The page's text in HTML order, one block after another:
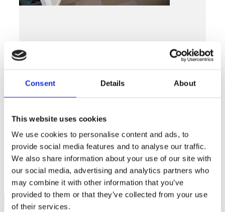
Consent Details About
This website uses cookies
We use cookies to personalise content and ads, to
provide social media features and to analyse our traffic.
We also share information about your use of our site with
our social media, advertising and analytics partners who
may combine it with other information that you’ve
provided to them or that they’ve collected from your use
of their services.
Generationsväxling bland företagare i
farozonen
LÄS MER »
MARS 22, 2019